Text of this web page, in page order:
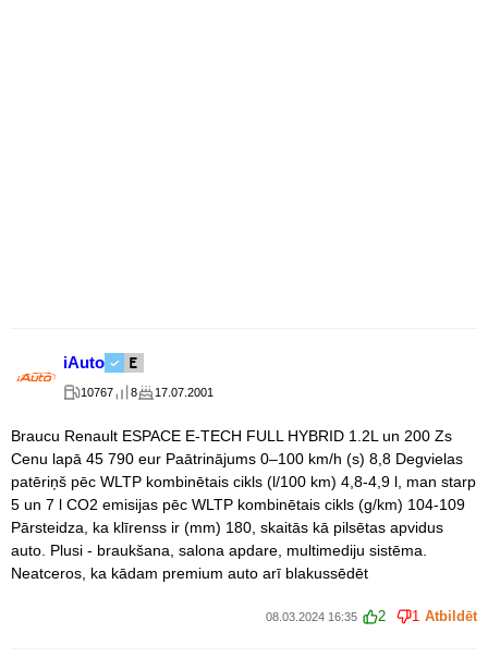
iAuto
10767 8 17.07.2001
Braucu Renault ESPACE E-TECH FULL HYBRID 1.2L un 200 Zs
Cenu lapā 45 790 eur Paātrinājums 0–100 km/h (s) 8,8 Degvielas
patēriņš pēc WLTP kombinētais cikls (l/100 km) 4,8-4,9 l, man starp
5 un 7 l CO2 emisijas pēc WLTP kombinētais cikls (g/km) 104-109
Pārsteidza, ka klīrenss ir (mm) 180, skaitās kā pilsētas apvidus
auto. Plusi - braukšana, salona apdare, multimediju sistēma.
Neatceros, ka kādam premium auto arī blakussēdēt
08.03.2024 16:35 2 1 Atbildēt